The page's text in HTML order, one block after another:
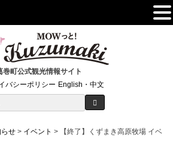
巻町公式観光情報サイト
バシーポリシー English・中文
らせ > イベント >
【終了】くずまき高原牧場 イベ